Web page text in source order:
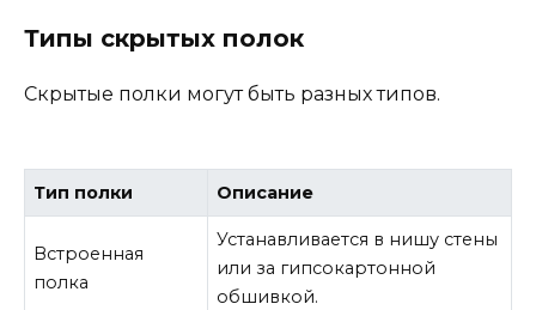
Типы скрытых полок
Скрытые полки могут быть разных типов.
Тип полки Описание
Встроенная
полка
Устанавливается в нишу стены
или за гипсокартонной
обшивкой.